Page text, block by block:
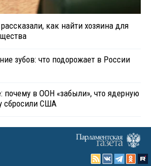
как найти хозяина для
зубов: что подорожает в России
почему в ООН «забыли», что ядерную
сбросили США